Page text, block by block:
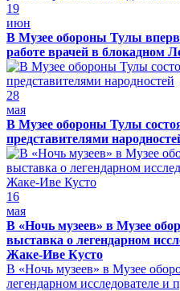
19
июн
В Музее обороны Тулы
работе врачей в блокадном
28
мая
В Музее обороны Тулы
представителями
16
мая
В «Ночь музеев» в Музее
выставка о легендарном
Жаке-Иве Кусто
В «Ночь музеев» в Музее
легендарном исследователе и